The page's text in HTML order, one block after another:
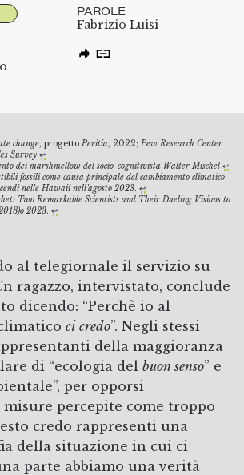
PAROLE
Fabrizio Luisi
change, progetto Peritia, 2022; Pew Research Center
Survey ↩︎
deimarshmellow del socio-cognitivista Walter Mischel ↩︎
fossili come causa principale del cambiamento climatico
nelle Hawaii nell’agosto 2023. ↩︎
Two Remarkable Scientists and Their Dueling Visions to
2023. ↩︎
ragazzo, intervistato, conclude
dicendo: “Perchè io al
ci credo”. Negli stessi
della maggioranza
di “ecologia del buon senso” e
per opporsi
misure percepite come troppo
credo rappresenti una
della situazione in cui ci
parte abbiamo una verità